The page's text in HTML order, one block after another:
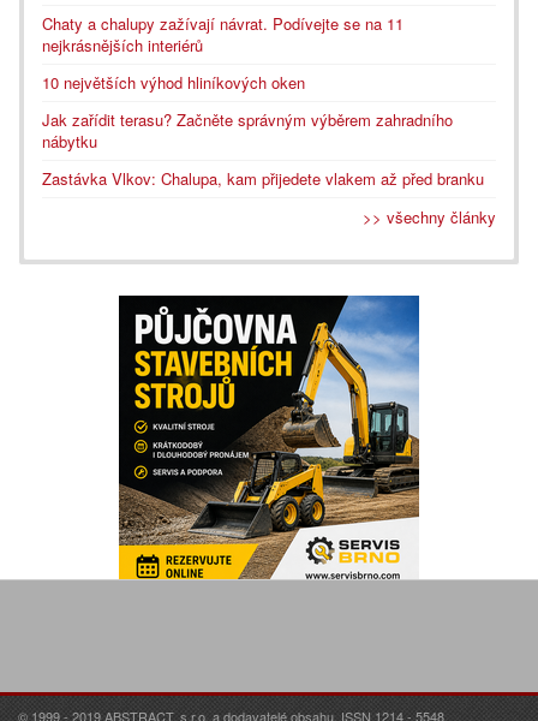
Chaty a chalupy zažívají návrat. Podívejte se na 11
nejkrásnějších interiérů
10 největších výhod hliníkových oken
Jak zařídit terasu? Začněte správným výběrem zahradního
nábytku
Zastávka Vlkov: Chalupa, kam přijedete vlakem až před branku
>> všechny články
© 1999 - 2019 ABSTRACT, s.r.o. a dodavatelé obsahu. ISSN 1214 - 5548